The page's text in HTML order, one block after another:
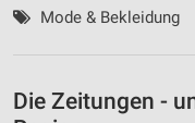
Mode & Bekleidung
Die Zeitungen -